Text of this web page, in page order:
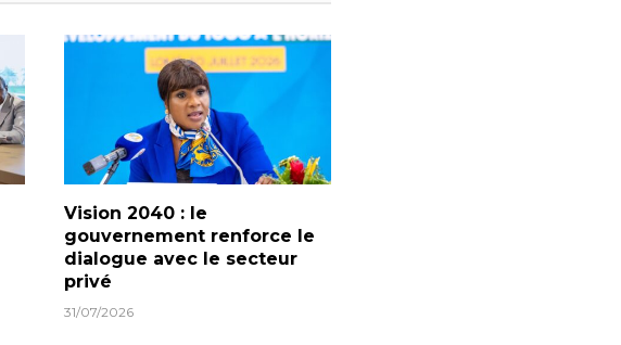
Vision 2040 : le
gouvernement renforce le
dialogue avec le secteur
privé
31/07/2026